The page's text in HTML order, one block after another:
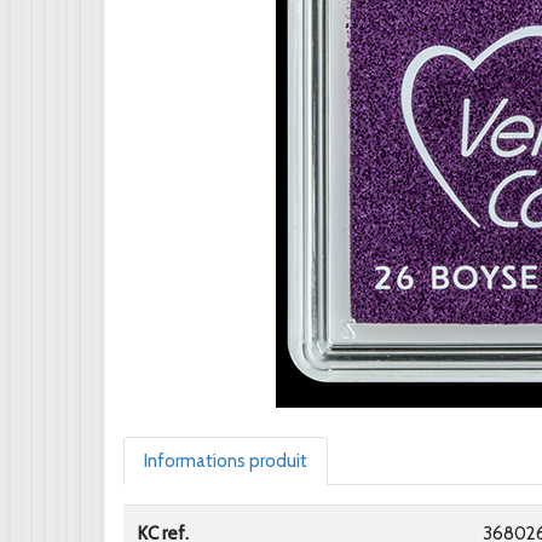
Informations produit
KC ref.